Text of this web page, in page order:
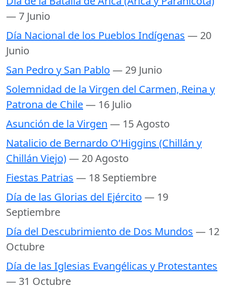
— 7 Junio
Día Nacional de los Pueblos Indígenas — 20
Junio
San Pedro y San Pablo — 29 Junio
Solemnidad de la Virgen del Carmen, Reina y
Patrona de Chile— 16 Julio
Asunción de la Virgen — 15 Agosto
Natalicio de Bernardo O’Higgins (Chillán y
Chillán Viejo)— 20 Agosto
Fiestas Patrias — 18 Septiembre
Día de las Glorias del Ejército — 19
Septiembre
Día del Descubrimiento de Dos Mundos — 12
Octubre
Día de las Iglesias Evangélicas y Protestantes
— 31 Octubre